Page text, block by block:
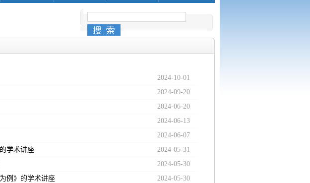
2024-10-01
2024-09-20
2024-06-20
2024-06-13
2024-06-07
2024-05-31
学术讲座
2024-05-30
2024-05-30
例》的学术讲座